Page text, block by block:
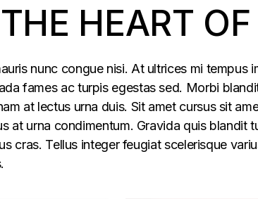
HEART
nunc congue nisi. At ultrices mi tempus
fames ac turpis egestas sed. Morbi
at lectus urna duis. Sit amet cursus sit
at urna condimentum. Gravida quis blandit
cras. Tellus integer feugiat scelerisque